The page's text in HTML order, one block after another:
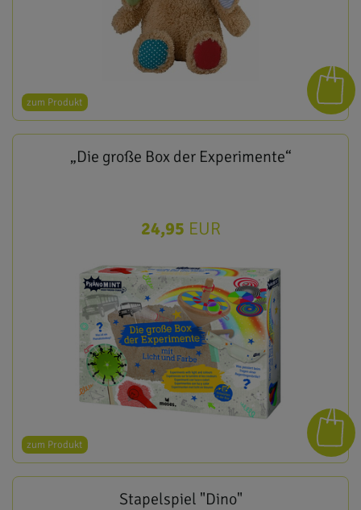
zum Produkt
„Die große Box der Experimente“
24,95 EUR
zum Produkt
Stapelspiel "Dino"